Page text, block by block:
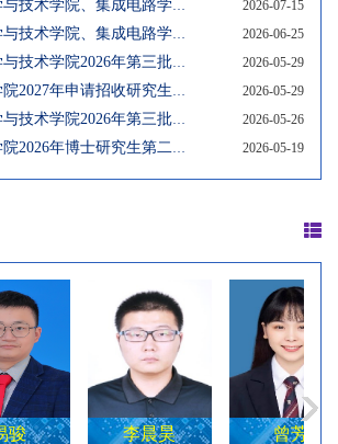
厦门大学电子科学与技术学院、集成电路学院关于2027年招收推荐免试研究生（含直博生）预报名的通知
2026-07-15
厦门大学电子科学与技术学院、集成电路学院硕士研究生招生专业目录调整预公告
2026-06-25
厦门大学电子科学与技术学院2026年第三批博士研究生拟录取名单
2026-05-29
电子科学与技术学院2027年申请招收研究生导师名单
2026-05-29
厦门大学电子科学与技术学院2026年第三批博士研究生复试考核名单
2026-05-26
电子科学与技术学院2026年博士研究生第二批招生补充报名通知
2026-05-19
李晨昊 曾芳